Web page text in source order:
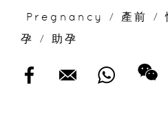
Pregnancy
/ 產前 /
孕
/ 助孕